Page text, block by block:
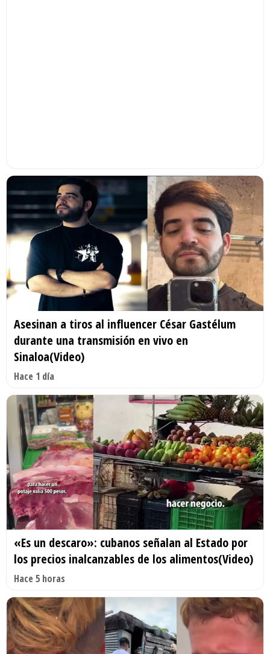
Asesinan a tiros al influencer César Gastélum
durante una transmisión en vivo en
Sinaloa(Video)
Hace 1 día
«Es un descaro»: cubanos señalan al Estado por
los precios inalcanzables de los alimentos(Video)
Hace 5 horas